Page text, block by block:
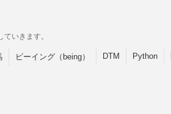
いきます。
ビーイング（being） DTM Python